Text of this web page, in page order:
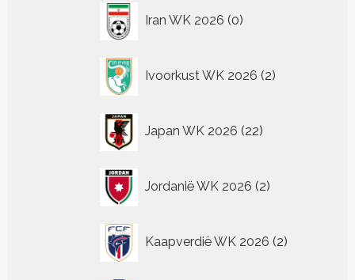
Iran WK 2026 0
producten
Ivoorkust WK 2026 2
producten
Japan WK 2026 22
producten
Jordanië WK 2026 2
producten
Kaapverdië WK 2026 2
producten